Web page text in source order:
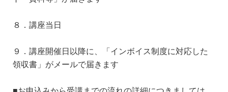
８．講座当日
９．講座開催日以降に、「インボイス制度に対応した
領収書」がメールで届きます
■お申込みから受講までの流れの詳細につきましては、